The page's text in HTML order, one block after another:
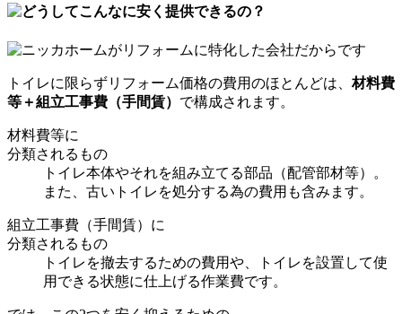
トイレに限らずリフォーム価格の費用のほとんどは、材料費
等＋組立工事費（手間賃） で構成されます。
材料費等に
分類されるもの
トイレ本体やそれを組み立てる部品（配管部材等）。
また、古いトイレを処分する為の費用 も含みます。
組立工事費（手間賃）に
分類されるもの
トイレを撤去するための費用や、トイレを設置して使
用できる状態に仕上げる作業費です。